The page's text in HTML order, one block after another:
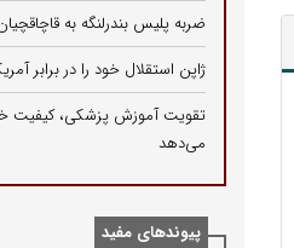
ضربه پلیس بندرلنگه به
ژاپن استقلال خود را در برابر
تقویت آموزش پزشکی، کیفیت
می‌دهد
پیوندهای مفید